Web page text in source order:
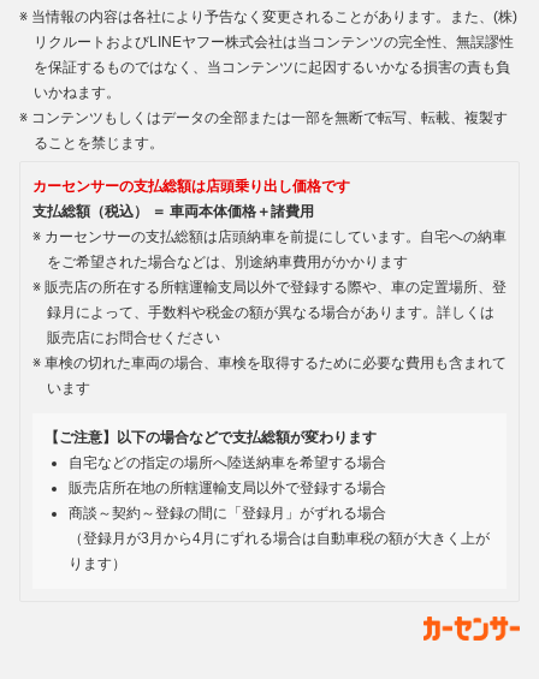
当情報の内容は各社により予告なく変更されることがあります。また、(株)
リクルートおよびLINEヤフー株式会社は当コンテンツの完全性、無誤謬性
を保証するものではなく、当コンテンツに起因するいかなる損害の責も負
いかねます。
コンテンツもしくはデータの全部または一部を無断で転写、転載、複製す
ることを禁じます。
カーセンサーの支払総額は店頭乗り出し価格です
支払総額（税込） ＝ 車両本体価格＋諸費用
カーセンサーの支払総額は店頭納車を前提にしています。自宅への納車
をご希望された場合などは、別途納車費用がかかります
販売店の所在する所轄運輸支局以外で登録する際や、車の定置場所、登
録月によって、手数料や税金の額が異なる場合があります。詳しくは
販売店にお問合せください
車検の切れた車両の場合、車検を取得するために必要な費用も含まれて
います
【ご注意】以下の場合などで支払総額が変わります
自宅などの指定の場所へ陸送納車を希望する場合
販売店所在地の所轄運輸支局以外で登録する場合
商談～契約～登録の間に「登録月」がずれる場合
（登録月が3月から4月にずれる場合は自動車税の額が大きく上が
ります）